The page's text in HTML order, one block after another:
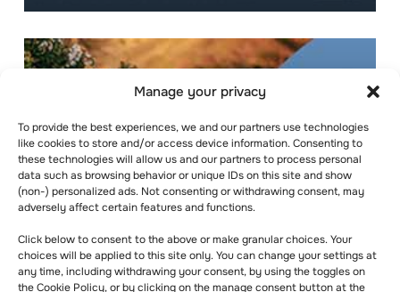
Manage your privacy
To provide the best experiences, we and our partners use technologies
like cookies to store and/or access device information. Consenting to
these technologies will allow us and our partners to process personal
data such as browsing behavior or unique IDs on this site and show
(non-) personalized ads. Not consenting or withdrawing consent, may
adversely affect certain features and functions.
Click below to consent to the above or make granular choices. Your
choices will be applied to this site only. You can change your settings at
any time, including withdrawing your consent, by using the toggles on
the Cookie Policy, or by clicking on the manage consent button at the